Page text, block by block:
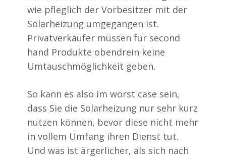
wie pfleglich der Vorbesitzer mit der
Solarheizung umgegangen ist.
Privatverkäufer müssen für second
hand Produkte obendrein keine
Umtauschmöglichkeit geben.
So kann es also im worst case sein,
dass Sie die Solarheizung nur sehr kurz
nutzen können, bevor diese nicht mehr
in vollem Umfang ihren Dienst tut.
Und was ist ärgerlicher, als sich nach